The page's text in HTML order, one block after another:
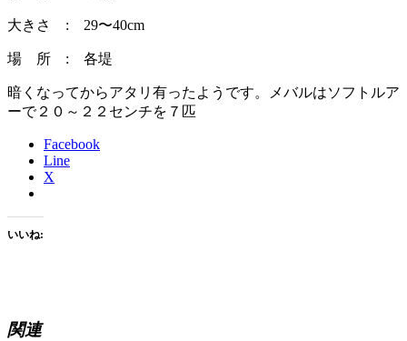
大きさ : 29〜40cm
場 所 : 各堤
暗くなってからアタリ有ったようです。メバルはソフトルア
ーで２０～２２センチを７匹
Facebook
Line
X
いいね:
関連